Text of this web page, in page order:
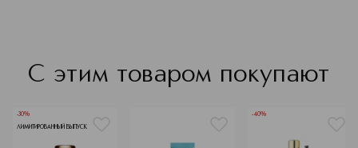
С этим товаром покупают
-30%
ЛИМИТИРОВАННЫЙ ВЫПУСК
-40%